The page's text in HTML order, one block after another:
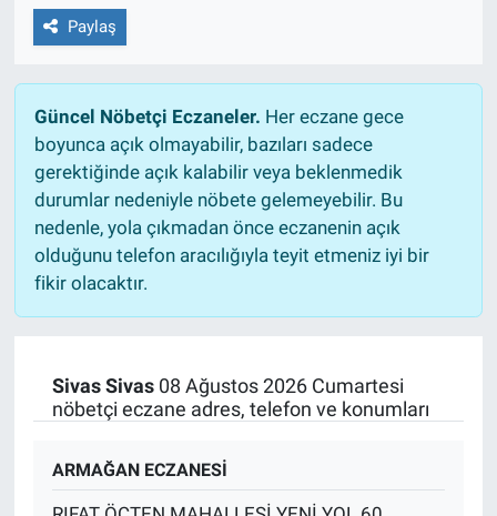
Paylaş
Güncel Nöbetçi Eczaneler. Her eczane gece
boyunca açık olmayabilir, bazıları sadece
gerektiğinde açık kalabilir veya beklenmedik
durumlar nedeniyle nöbete gelemeyebilir. Bu
nedenle, yola çıkmadan önce eczanenin açık
olduğunu telefon aracılığıyla teyit etmeniz iyi bir
fikir olacaktır.
Sivas Sivas08 Ağustos 2026 Cumartesi
nöbetçi eczane adres, telefon ve konumları
ARMAĞAN ECZANESİ